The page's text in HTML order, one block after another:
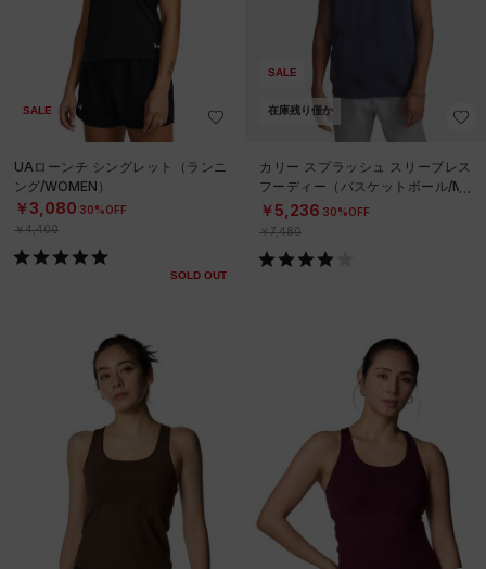
SALE
UAローンチ シングレット（ランニ
ング/WOMEN）
￥3,080 30%OFF
￥4,400
SOLD OUT
SALE
在庫残り僅か
カリー スプラッシュ スリーブレス
フーディー（バスケットボール/ME
N）
￥5,236 30%OFF
￥7,480